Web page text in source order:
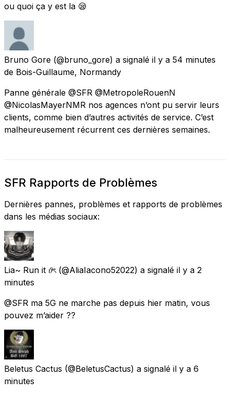
ou quoi ça y est la 😪
Bruno Gore (@bruno_gore) a signalé il y a 54 minutes
de Bois-Guillaume, Normandy
Panne générale @SFR @MetropoleRouenN
@NicolasMayerNMR nos agences n’ont pu servir leurs
clients, comme bien d’autres activités de service. C’est
malheureusement récurrent ces dernières semaines.
SFR Rapports de Problèmes
Dernières pannes, problèmes et rapports de problèmes
dans les médias sociaux:
Lia~ Run it 𝜗ৎ (@AliaIacono52022) a signalé il y a 2
minutes
@SFR ma 5G ne marche pas depuis hier matin, vous
pouvez m’aider ??
Beletus Cactus (@BeletusCactus) a signalé il y a 6
minutes